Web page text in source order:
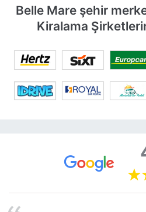
Belle Mare şehir
Kiralama